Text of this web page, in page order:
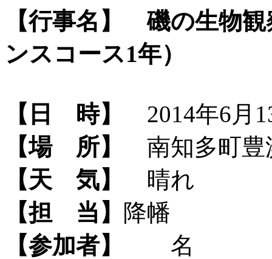
【行事名】
磯の生物
ンスコース1年）
【日 時】
2014年6月
【場 所】
南知多町豊
【天 気】
晴れ
【担 当】 降幡
【参加者】
名